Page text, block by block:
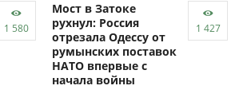
Мост в Затоке
рухнул: Россия
отрезала Одессу от
румынских поставок
НАТО впервые с
начала войны